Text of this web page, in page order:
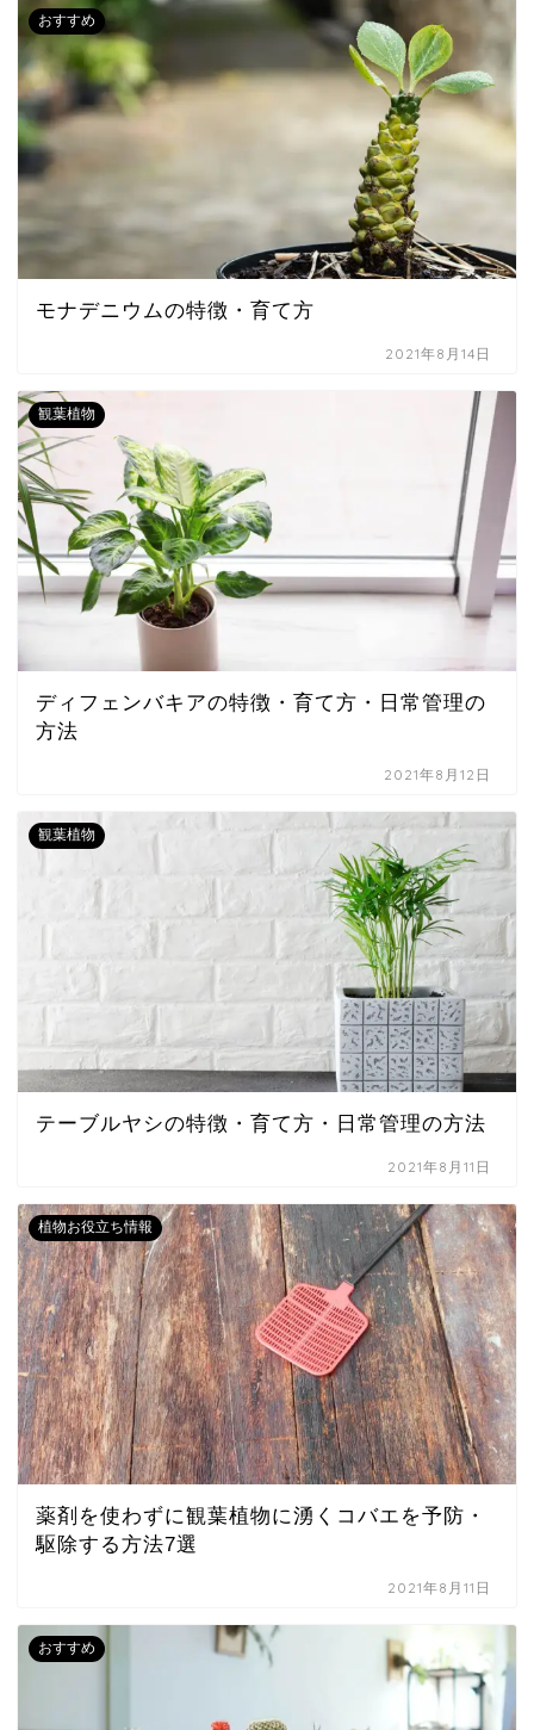
おすすめ
モナデニウムの特徴・育て方
2021年8月14日
観葉植物
ディフェンバキアの特徴・育て方・日常管理の
方法
2021年8月12日
観葉植物
テーブルヤシの特徴・育て方・日常管理の方法
2021年8月11日
植物お役立ち情報
薬剤を使わずに観葉植物に湧くコバエを予防・
駆除する方法7選
2021年8月11日
おすすめ